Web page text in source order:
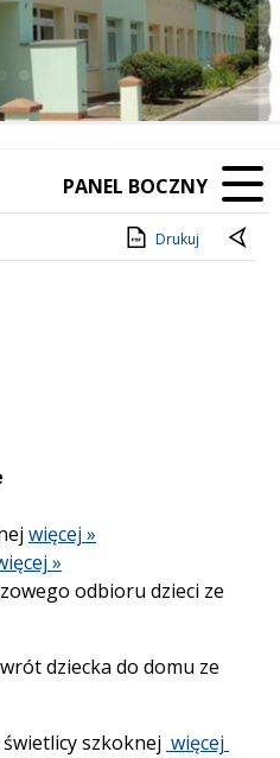
PANEL BOCZNY
Drukuj
więcej »
»
odbioru dzieci ze
dziecka do domu ze
szkoknej więcej